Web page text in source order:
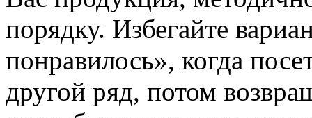
порядку. Избегайте
понравилось», когда
другой ряд, потом